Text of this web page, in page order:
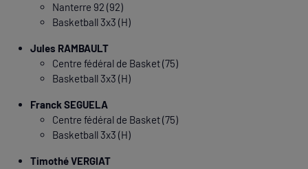
Nanterre 92 (92)
Basketball 3x3 (H)
Jules RAMBAULT
Centre fédéral de Basket (75)
Basketball 3x3 (H)
Franck SEGUELA
Centre fédéral de Basket (75)
Basketball 3x3 (H)
Timothé VERGIAT